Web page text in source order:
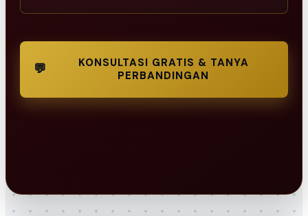
💬
KONSULTASI GRATIS & TANYA
PERBANDINGAN